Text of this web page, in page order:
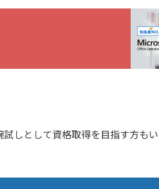
しとして資格取得を目指す方も